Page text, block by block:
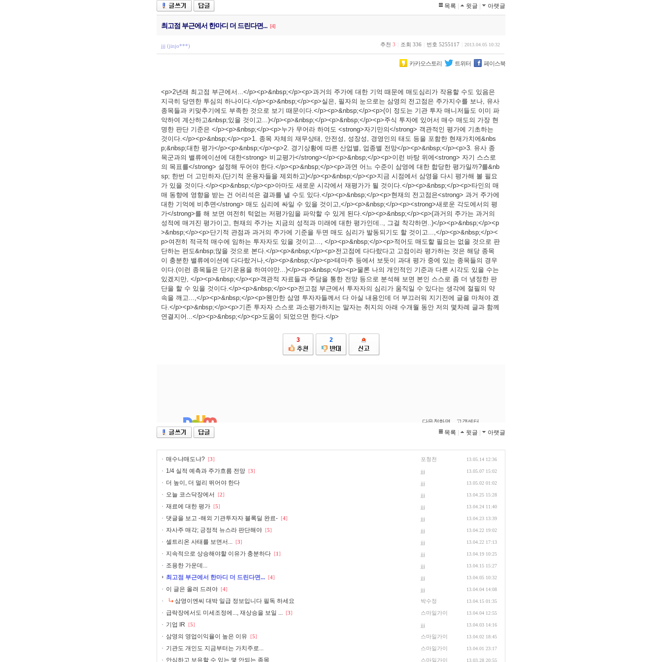
목록 윗글 아랫글
최고점 부근에서 한마디 더 드린다면... [4]
추천 3 조회 336 번호 5255117 2013.04.05 10:32
jjj (jinjo***)
카카오스토리 트위터 페이스북
<p>2년래 최고점 부근에서...</p><p>&nbsp;</p><p>과거의 주가에 대한 기억 때문에 매도심리가 작용할 수도 있음은
지극히 당연한 투심의 하나이다.</p><p>&nbsp;</p><p>실은, 필자의 눈으로는 삼영의 전고점은 주가지수를 보나, 유사
종목들과 키맞추기에도 부족한 것으로 보기 때문이다.</p><p>&nbsp;</p><p>(이 정도는 기관 투자 매니저들도 이미 파
악하여 계산하고&nbsp;있을 것이고...)</p><p>&nbsp;</p><p>&nbsp;</p><p>주식 투자에 있어서 매수 매도의 가장 현
명한 판단 기준은 </p><p>&nbsp;</p><p>누가 무어라 하여도 <strong>자기만의</strong> 객관적인 평가에 기초하는
것이다.</p><p>&nbsp;</p><p>1. 종목 자체의 재무상태, 안전성, 성장성, 경영인의 태도 등을 포함한 현재가치에&nbs
p;&nbsp;대한 평가</p><p>&nbsp;</p><p>2. 경기상황에 따른 산업별, 업종별 전망</p><p>&nbsp;</p><p>3. 유사 종
목군과의 밸류에이션에 대한<strong> 비교평가</strong></p><p>&nbsp;</p><p>이런 바탕 위에<strong> 자기 스스로
의 목표를</strong> 설정해 두어야 한다.</p><p>&nbsp;</p><p>과연 어느 수준이 삼영에 대한 합당한 평가일까?를&nb
sp; 한번 더 고민하자.(단기적 운용자들을 제외하고)</p><p>&nbsp;</p><p>지금 시점에서 삼영을 다시 평가해 볼 필요
가 있을 것이다.</p><p>&nbsp;</p><p>아마도 새로운 시각에서 재평가가 될 것이다.</p><p>&nbsp;</p><p>타인의 매
매 동향에 영향을 받는 건 어리석은 결과를 낼 수도 있다.</p><p>&nbsp;</p><p>현재의 전고점은<strong> 과거 주가에
대한 기억에 비추면</strong> 매도 심리에 싸일 수 있을 것이고,</p><p>&nbsp;</p><p><strong>새로운 각도에서의 평
가</strong>를 해 보면 여전히 턱없는 저평가임을 파악할 수 있게 된다.</p><p>&nbsp;</p><p>(과거의 주가는 과거의
성적에 매겨진 평가이고, 현재의 주가는 지금의 성적과 미래에 대한 평가인데.., 그걸 착각하면..)</p><p>&nbsp;</p><p
>&nbsp;</p><p>단기적 관점과 과거의 주가에 기준을 두면 매도 심리가 발동되기도 할 것이고...,</p><p>&nbsp;</p><
p>여전히 적극적 매수에 임하는 투자자도 있을 것이고..., </p><p>&nbsp;</p><p>적어도 매도할 필요는 없을 것으로 판
단하는 편도&nbsp;많을 것으로 본다.</p><p>&nbsp;</p><p>전고점에 다다랐다고 고점이라 평가하는 것은 해당 종목
이 충분한 밸류에이션에 다다랐거나,</p><p>&nbsp;</p><p>테마주 등에서 보듯이 과대 평가 중에 있는 종목들의 경우
이다.(이런 종목들은 단기운용을 하여야만...)</p><p>&nbsp;</p><p>물론 나의 개인적인 기준과 다른 시각도 있을 수는
있겠지만, </p><p>&nbsp;</p><p>객관적 자료들과 주담을 통한 전망 등으로 분석해 보면 본인 스스로 좀 더 냉정한 판
단을 할 수 있을 것이다.</p><p>&nbsp;</p><p>전고점 부근에서 투자자의 심리가 움직일 수 있다는 생각에 절필의 약
속을 깨고...,</p><p>&nbsp;</p><p>웬만한 삼영 투자자들께서 다 아실 내용인데 더 부끄러워 지기전에 글을 마쳐야 겠
다.</p><p>&nbsp;</p><p>기존 투자자 스스로 과소평가하지는 말자는 취지의 아래 수개월 동안 저의 몇차례 글과 함께
연결지어...</p><p>&nbsp;</p><p>도움이 되었으면 한다.</p>
3 2
목록 윗글 아랫글
매수냐매도냐? [3] 포청천 13.05.14 12:36
1/4 실적 예측과 주가흐름 전망 [3] jjj 13.05.07 15:02
더 높이, 더 멀리 뛰어야 한다 jjj 13.05.02 01:02
오늘 코스닥장에서 [2] jjj 13.04.25 15:28
재료에 대한 평가 [5] jjj 13.04.24 11:40
댓글을 보고 -해외 기관투자자 블록딜 완료- [4] jjj 13.04.23 13:39
자사주 매각; 긍정적 뉴스라 판단해야 [5] jjj 13.04.22 19:02
셀트리온 사태를 보면서... [3] jjj 13.04.22 17:13
지속적으로 상승해야할 이유가 충분하다 [1] jjj 13.04.19 10:25
조용한 가운데... jjj 13.04.15 15:27
최고점 부근에서 한마디 더 드린다면... [4] jjj 13.04.05 10:32
이 글은 올려 드려야 [4] jjj 13.04.04 14:08
삼영이엔씨 대박 일급 정보입니다 필독 하세요 박수정 13.04.15 01:35
급락장에서도 미세조정에..., 재상승을 보일 ... [3] 스마일가이 13.04.04 12:55
기업 IR [5] jjj 13.04.03 14:16
삼영의 영업이익율이 높은 이유 [5] 스마일가이 13.04.02 18:45
기관도 개인도 지금부터는 가치주로... 스마일가이 13.04.01 23:17
안심하고 보유할 수 있는 몇 안되는 종목 스마일가이 13.03.28 20:55